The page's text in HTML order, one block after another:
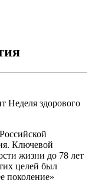
Неделя здорового
Ключевой
жизни до 78 лет
целей был
поколение»